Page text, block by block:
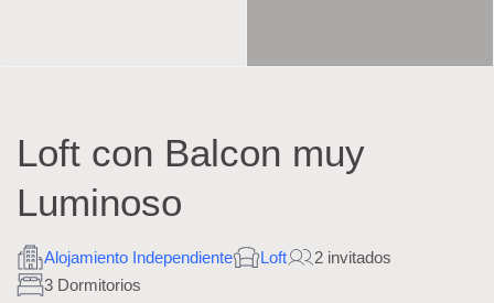
Loft con Balcon muy
Luminoso
Alojamiento Independiente Loft
2 invitados
3 Dormitorios